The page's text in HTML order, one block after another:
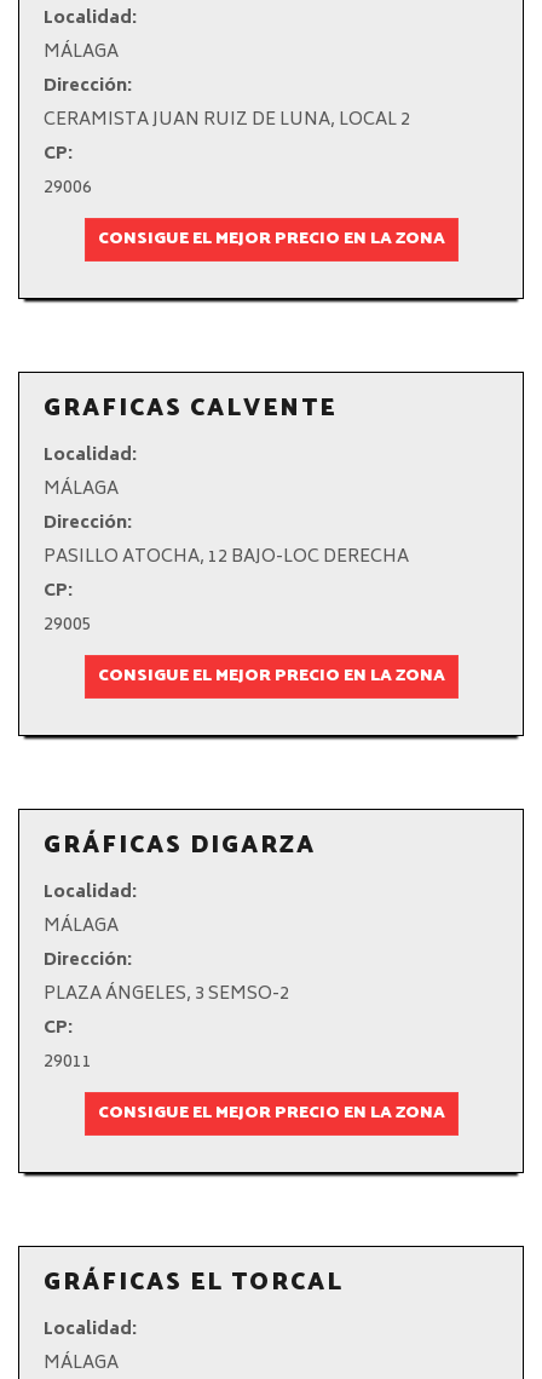
Localidad:
MÁLAGA
Dirección:
CERAMISTA JUAN RUIZ DE LUNA, LOCAL 2
CP:
29006
CONSIGUE EL MEJOR PRECIO EN LA ZONA
GRAFICAS CALVENTE
Localidad:
MÁLAGA
Dirección:
PASILLO ATOCHA, 12 BAJO-LOC DERECHA
CP:
29005
CONSIGUE EL MEJOR PRECIO EN LA ZONA
GRÁFICAS DIGARZA
Localidad:
MÁLAGA
Dirección:
PLAZA ÁNGELES, 3 SEMSO-2
CP:
29011
CONSIGUE EL MEJOR PRECIO EN LA ZONA
GRÁFICAS EL TORCAL
Localidad:
MÁLAGA